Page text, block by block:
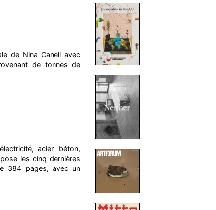
de Nina Canell avec
de tonnes de
acier, béton,
les cinq dernières
384 pages, avec un